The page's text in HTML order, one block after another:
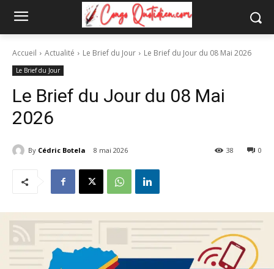
Accueil Actualité Le Brief du Jour Le Brief du Jour du 08 Mai 2026
Le Brief du Jour
Le Brief du Jour du 08 Mai
2026
By Cédric Botela 8 mai 2026 0
38